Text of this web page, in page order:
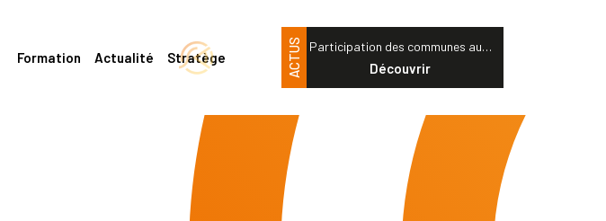
Formation Actualité Stratège ACTUS Participation des communes au…
Découvrir